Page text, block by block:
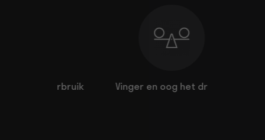
Vinger en oog het drijven